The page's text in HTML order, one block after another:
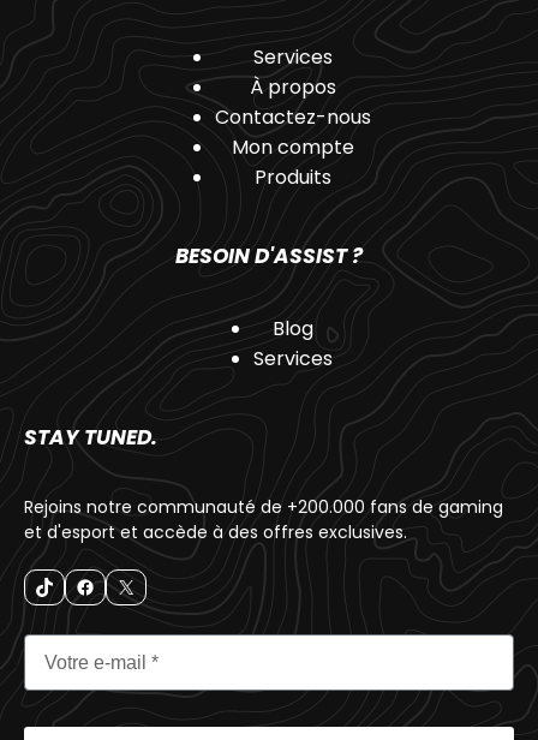
Services
À propos
Contactez-nous
Mon compte
Produits
BESOIN D'ASSIST ?
Blog
Services
STAY TUNED.
Rejoins notre communauté de +200.000 fans de gaming
et d'esport et accède à des offres exclusives.